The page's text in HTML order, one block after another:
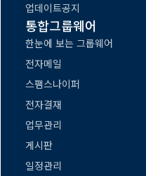
업데이트공지
통합그룹웨어
한눈에 보는 그룹웨어
전자메일
스팸스나이퍼
전자결재
업무관리
게시판
일정관리